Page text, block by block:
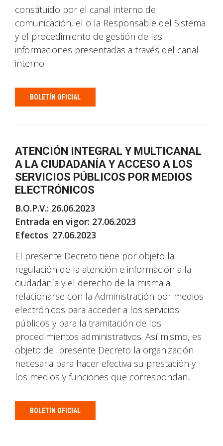
constituido por el canal interno de
comunicación, el o la Responsable del Sistema
y el procedimiento de gestión de las
informaciones presentadas a través del canal
interno.
BOLETÍN OFICIAL
ATENCIÓN INTEGRAL Y MULTICANAL
A LA CIUDADANÍA Y ACCESO A LOS
SERVICIOS PÚBLICOS POR MEDIOS
ELECTRÓNICOS
B.O.P.V.: 26.06.2023
Entrada en vigor: 27.06.2023
Efectos: 27.06.2023
El presente Decreto tiene por objeto la
regulación de la atención e información a la
ciudadanía y el derecho de la misma a
relacionarse con la Administración por medios
electrónicos para acceder a los servicios
públicos y para la tramitación de los
procedimientos administrativos. Así mismo, es
objeto del presente Decreto la organización
necesaria para hacer efectiva su prestación y
los medios y funciones que correspondan.
BOLETÍN OFICIAL